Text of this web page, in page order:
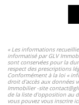
« Les informations
informatisé par GLV
sont conservées pour la
respect des prescriptions
Conformément à la loi «
droit d'accès aux données
Immobilier -site
de la liste d'opposition au
vous pouvez vous inscrire